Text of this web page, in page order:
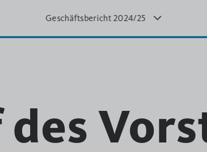
Geschäftsbericht 2024/25
Geschäftsbericht